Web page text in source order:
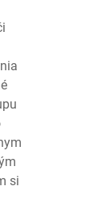
si